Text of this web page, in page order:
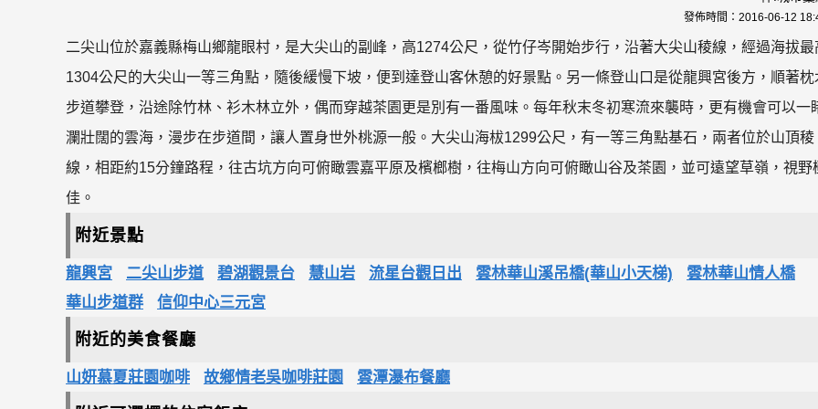
發佈時間： 2016-06-12
二尖山位於嘉義縣梅山鄉龍眼村，是大尖山的副峰，高1274公尺，從竹仔岑開始步行，沿著大尖山稜線，經過海拔最
1304公尺的大尖山一等三角點，隨後緩慢下坡，便到達登山客休憩的好景點。另一條登山口是從龍興宮後方，順著枕
步道攀登，沿途除竹林、衫木林立外，偶而穿越茶園更是別有一番風味。每年秋末冬初寒流來襲時，更有機會可以一
瀾壯闊的雲海，漫步在步道間，讓人置身世外桃源一般。大尖山海柭1299公尺，有一等三角點基石，兩者位於山頂稜
線，相距約15分鐘路程，往古坑方向可俯瞰雲嘉平原及檳榔樹，往梅山方向可俯瞰山谷及茶園，並可遠望草嶺，視野
佳。
附近景點
龍興宮 二尖山步道 碧湖觀景台 慧山岩 流星台觀日出 雲林華山溪吊橋(華山小天梯)
雲林華山情人橋
華山步道群
信仰中心三元宮
附近的美食餐廳
山妍慕夏莊園咖啡 故鄉情老吳咖啡莊園 雲潭瀑布餐廳